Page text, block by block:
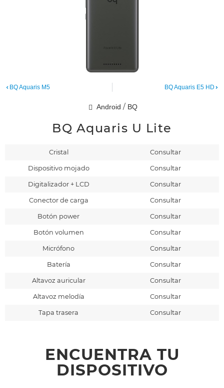
BQ Aquaris M5 BQ Aquaris E5 HD
Android / BQ
BQ Aquaris U Lite
Cristal Consultar
Dispositivo mojado Consultar
Digitalizador + LCD Consultar
Conector de carga Consultar
Botón power Consultar
Botón volumen Consultar
Micrófono Consultar
Batería Consultar
Altavoz auricular Consultar
Altavoz melodía Consultar
Tapa trasera Consultar
ENCUENTRA TU
DISPOSITIVO